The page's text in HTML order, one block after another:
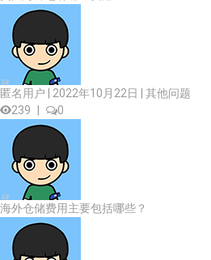
匿名用户 | 2022年10月22日 | 其他问题
239
0
海外仓储费用主要包括哪些？